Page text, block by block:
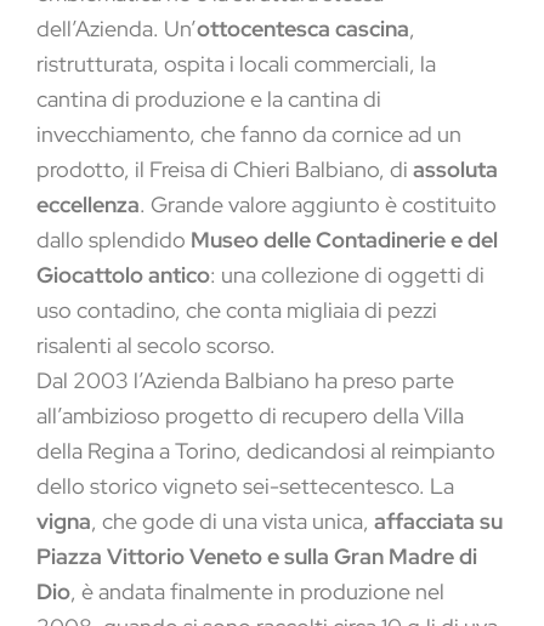
dell’Azienda. Un’ottocentesca cascina,
ristrutturata, ospita i locali commerciali, la
cantina di produzione e la cantina di
invecchiamento, che fanno da cornice ad un
prodotto, il Freisa di Chieri Balbiano, di assoluta
eccellenza. Grande valore aggiunto è costituito
dallo splendido Museo delle Contadinerie e del
Giocattolo antico: una collezione di oggetti di
uso contadino, che conta migliaia di pezzi
risalenti al secolo scorso.
Dal 2003 l’Azienda Balbiano ha preso parte
all’ambizioso progetto di recupero della Villa
della Regina a Torino, dedicandosi al reimpianto
dello storico vigneto sei-settecentesco. La
vigna, che gode di una vista unica, affacciata su
Piazza Vittorio Veneto e sulla Gran Madre di
Dio, è andata finalmente in produzione nel